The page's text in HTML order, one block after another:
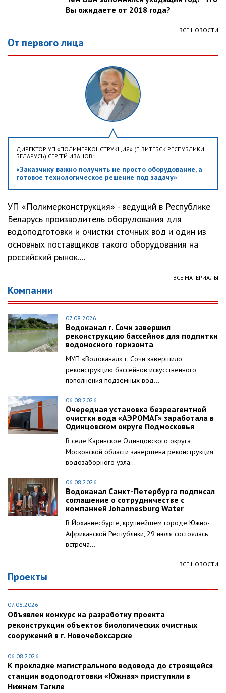
Вы ожидаете от 2018 года?
ВСЕ НОВОСТИ
От первого лица
ДИРЕКТОР УП «ПОЛИМЕРКОНСТРУКЦИЯ» (Г. ВИТЕБСК РЕСПУБЛИКИ
БЕЛАРУСЬ) СЕРГЕЙ ИВАНОВ:
«Заказчику важно получить не просто оборудование, а
готовое технологическое решение под задачу»
УП «Полимерконструкция» - ведущий в Республике
Беларусь производитель оборудования для
водоподготовки и очистки сточных вод и один из
основных поставщиков такого оборудования на
российский рынок....
ВСЕ МАТЕРИАЛЫ
Компании
07.08.2026
Водоканал г. Сочи завершил
реконструкцию бассейнов для подпитки
водоносного горизонта
МУП «Водоканал» г. Сочи завершило
реконструкцию бассейнов искусственного
пополнения подземных вод...
06.08.2026
Очередная установка безреагентной
очистки вода «АЭРОМАГ» заработала в
Одинцовском округе Подмосковья
В селе Каринское Одинцовского округа
Московской области завершена реконструкция
водозаборного узла...
06.08.2026
Водоканал Санкт-Петербурга подписал
соглашение о сотрудничестве с
компанией Johannesburg Water
В Йоханнесбурге, крупнейшем городе Южно-
Африканской Республики, 29 июля состоялась
встреча...
ВСЕ НОВОСТИ
Проекты
07.08.2026
Объявлен конкурс на разработку проекта
реконструкции объектов биологических очистных
сооружений в г. Новочебоксарске
06.08.2026
К прокладке магистрального водовода до строящейся
станции водоподготовки «Южная» приступили в
Нижнем Тагиле